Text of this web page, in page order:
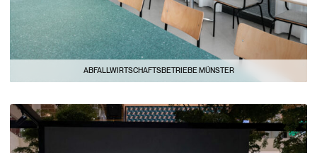
ABFALLWIRTSCHAFTSBETRIEBE MÜNSTER